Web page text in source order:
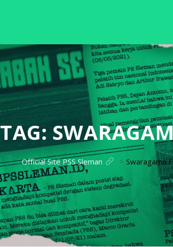
TAG:
Official Site PSS Sleman > Swaragama